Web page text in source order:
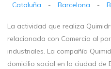
Cataluña - Barcelona -
La actividad que realiza
relacionada con Comercio al
industriales. La compañía
domicilio social en la ciudad de